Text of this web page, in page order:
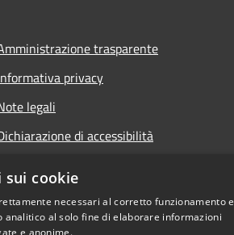
trasparente
privacy
legali
di accessibilità
cookie
necessari al corretto funzionamento e
analitico al solo fine di elaborare informazioni
e anonime.